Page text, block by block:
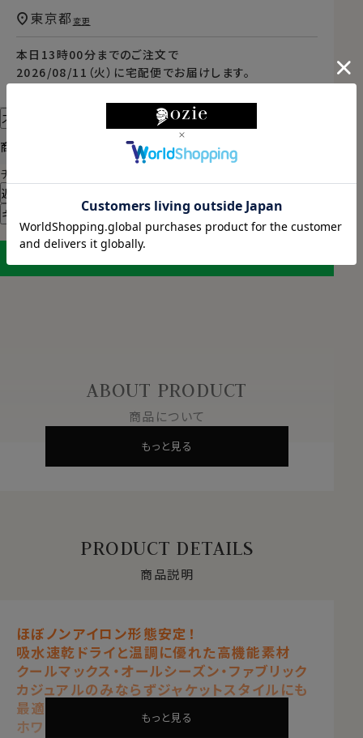
本日 13時00分 までのご注文で
2026/08/11（火） に宅配便 でお届けします。
東京都 変更
スタイル・サイズについて詳しく見る
商品についてのお問い合わせ
チャットでお問い合わせ
返品・交換について
ギフトラッピングについて
ABOUT PRODUCT
商品について
もっと見る
PRODUCT DETAILS
商品説明
ほぼノンアイロン形態安定！
吸水速乾ドライと温調に優れた高機能素材
クールマックス・オールシーズン・ファブリック
カジュアルのみならずジャケットスタイルにも
最適なスタンドカラーシャツ
ホワイト 白
もっと見る